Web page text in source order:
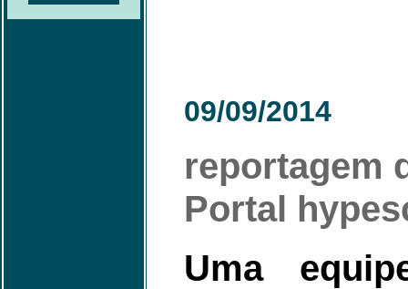
09/09/2014
reportagem
Portal
Uma